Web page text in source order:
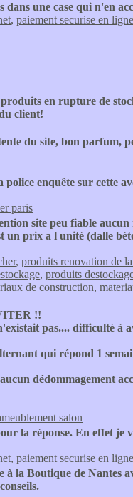
dans une case qui n'en
, paiement securise en ligne
en rupture de
client!
du site, bon parfum,
police enquête sur cette
paris
site peu fiable
un prix a l unité (dalle
, produits renovation de
, produits
de construction,
!!
pas.... difficulté à
qui répond 1
dédommagement
salon
la réponse. En effet je
, paiement securise en ligne
à la Boutique de Nantes